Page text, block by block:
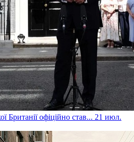
Британії офіційно став... 21 июл.